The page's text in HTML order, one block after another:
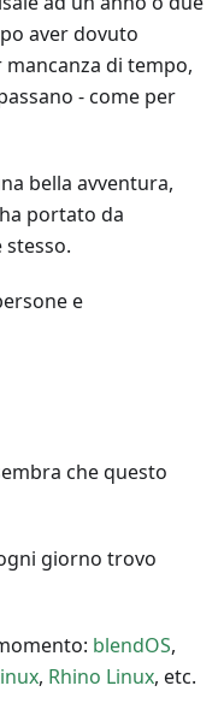
aver dovuto
di tempo,
- come per
bella avventura,
portato da
e
che questo
giorno trovo
blendOS,
, Rhino Linux, etc.